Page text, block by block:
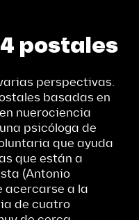
postales
perspectivas.
basadas en
nuerociencia
psicóloga de
que ayuda
que están a
(Antonio
acercarse a la
de cuatro